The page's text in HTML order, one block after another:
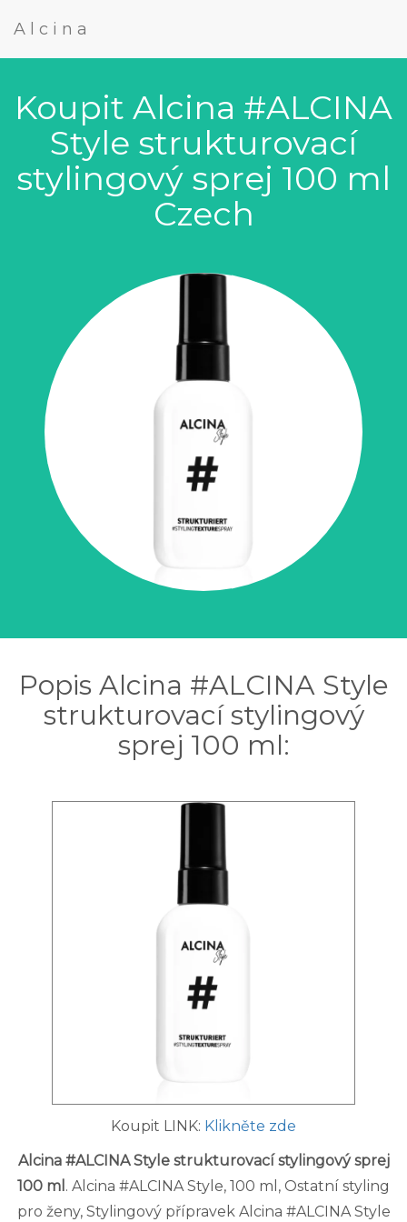
Alcina
Koupit Alcina #ALCINA
Style strukturovací
stylingový sprej 100 ml
Czech
Popis Alcina #ALCINA Style
strukturovací stylingový
sprej 100 ml:
Koupit LINK: Klikněte zde
Alcina #ALCINA Style strukturovací stylingový sprej
100 ml . Alcina #ALCINA Style, 100 ml, Ostatní styling
pro ženy, Stylingový přípravek Alcina #ALCINA Style